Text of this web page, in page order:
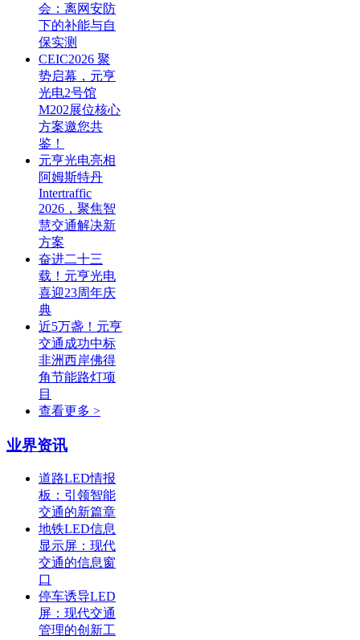
会：离网安防
下的补能与自
保实测
CEIC2026 聚
势启幕，元亨
光电2号馆
M202展位核心
方案邀您共
鉴！
元亨光电亮相
阿姆斯特丹
Intertraffic
2026，聚焦智
慧交通解决新
方案
奋进二十三
载！元亨光电
喜迎23周年庆
典
近5万盏！元亨
交通成功中标
非洲西岸佛得
角节能路灯项
目
查看更多 >
业界资讯
道路LED情报
板：引领智能
交通的新篇章
地铁LED信息
显示屏：现代
交通的信息窗
口
停车诱导LED
屏：现代交通
管理的创新工